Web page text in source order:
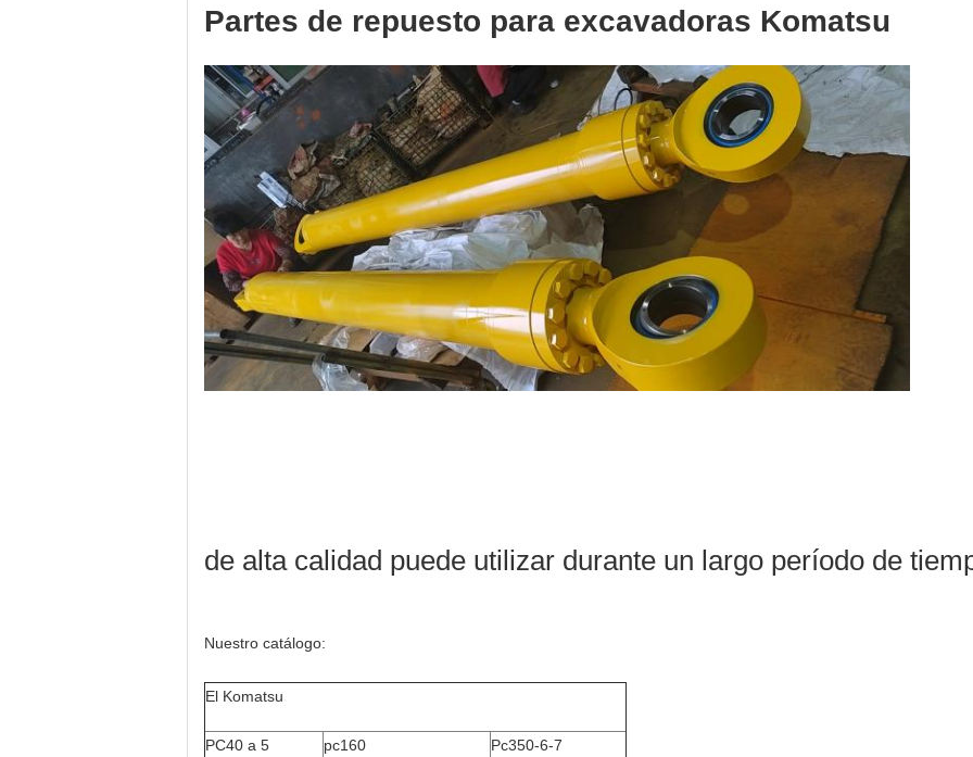
Partes de repuesto para excavadoras Komatsu
de alta calidad puede utilizar durante un largo período de
Nuestro catálogo:
El Komatsu
PC40 a 5 pc160 Pc350-6-7